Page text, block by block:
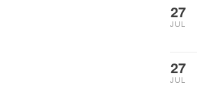
27
JUL
27
JUL